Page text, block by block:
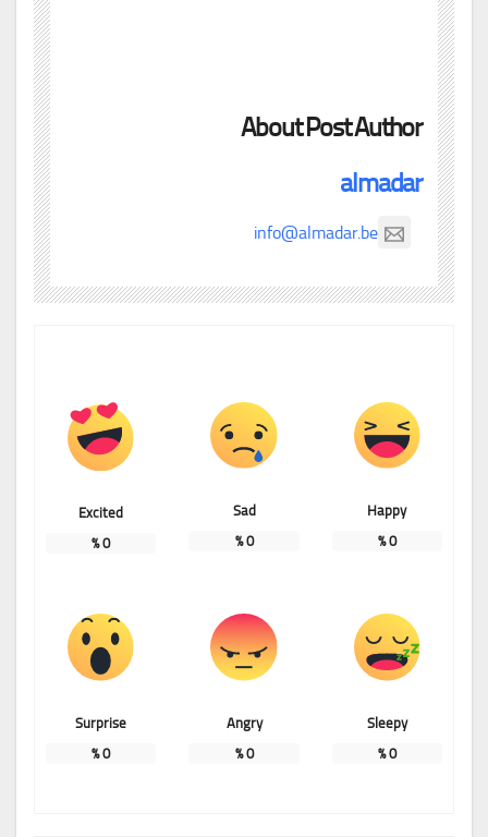
About Post Author
almadar
info@almadar.be
Happy
0
%
Sad
0
%
Excited
0
%
Sleepy
0
%
Angry
0
%
Surprise
0
%